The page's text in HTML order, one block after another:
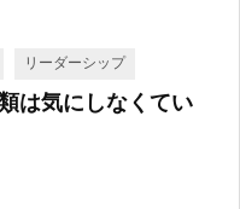
リーダーシップ
は気にしなくてい